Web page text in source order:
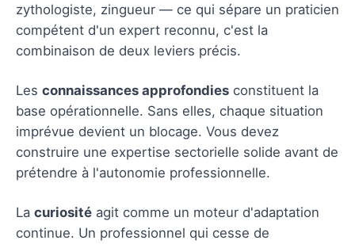
zythologiste, zingueur — ce qui sépare un praticien
compétent d'un expert reconnu, c'est la
combinaison de deux leviers précis.
Les connaissances approfondies constituent la
base opérationnelle. Sans elles, chaque situation
imprévue devient un blocage. Vous devez
construire une expertise sectorielle solide avant de
prétendre à l'autonomie professionnelle.
La curiosité agit comme un moteur d'adaptation
continue. Un professionnel qui cesse de